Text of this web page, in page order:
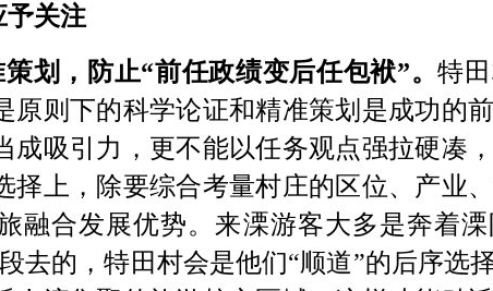
予关注
划，防止“前任政绩变后任包袱”。特
原则下的科学论证和精准策划是成功的
成吸引力，更不能以任务观点强拉硬凑
择上，除要综合考量村庄的区位、产业
融合发展优势。来溧游客大多是奔着
去的，特田村会是他们“顺道”的后序选